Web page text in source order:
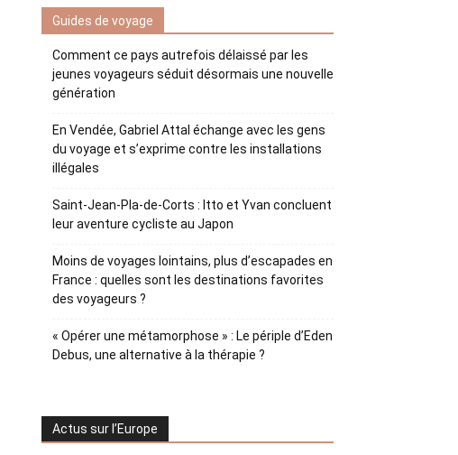
Guides de voyage
Comment ce pays autrefois délaissé par les
jeunes voyageurs séduit désormais une nouvelle
génération
En Vendée, Gabriel Attal échange avec les gens
du voyage et s’exprime contre les installations
illégales
Saint-Jean-Pla-de-Corts : Itto et Yvan concluent
leur aventure cycliste au Japon
Moins de voyages lointains, plus d’escapades en
France : quelles sont les destinations favorites
des voyageurs ?
« Opérer une métamorphose » : Le périple d’Eden
Debus, une alternative à la thérapie ?
Actus sur l’Europe